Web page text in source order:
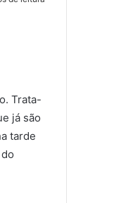
Trata-
já são
tarde